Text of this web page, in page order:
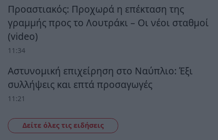
Προαστιακός: Προχωρά η επέκταση της
γραμμής προς το Λουτράκι – Οι νέοι σταθμοί
(video)
11:34
Αστυνομική επιχείρηση στο Ναύπλιο: Έξι
συλλήψεις και επτά προσαγωγές
11:21
Δείτε όλες τις ειδήσεις